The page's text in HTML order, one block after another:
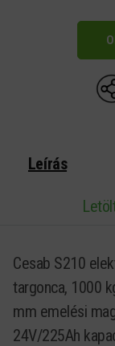
Leírás
Cesab S210
targonca, 1000
mm emelési
24V/225Ah